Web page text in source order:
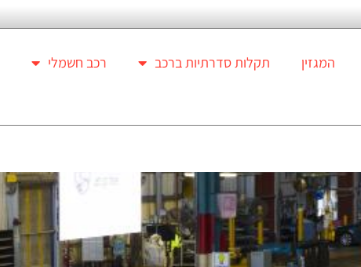
המגזין תקלות סדרתיות ברכב רכב חשמלי